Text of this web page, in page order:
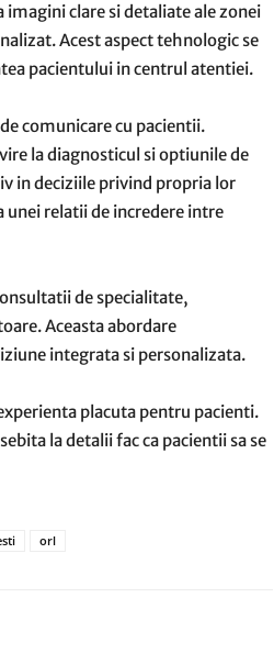
clare si detaliate ale zonei
Acest aspect tehnologic se
pacientului in centrul atentiei.
comunicare cu pacientii.
la diagnosticul si optiunile de
in deciziile privind propria lor
unei relatii de incredere intre
de specialitate,
Aceasta abordare
integrata si personalizata.
placuta pentru pacienti.
la detalii fac ca pacientii sa se
orl